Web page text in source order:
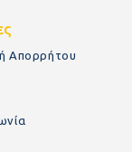
Απορρήτου